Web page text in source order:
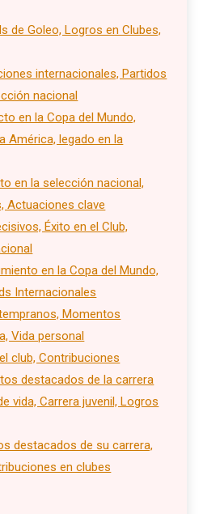
de Goleo, Logros en Clubes,
internacionales, Partidos
nacional
en la Copa del Mundo,
América, legado en la
en la selección nacional,
Actuaciones clave
Éxito en el Club,
en la Copa del Mundo,
Internacionales
Momentos
Vida personal
club, Contribuciones
destacados de la carrera
vida, Carrera juvenil, Logros
destacados de su carrera,
en clubes